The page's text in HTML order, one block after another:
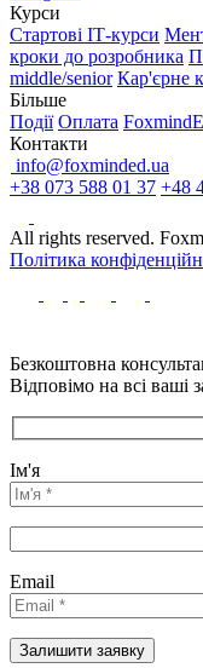
Курси
Стартові IТ-курси
кроки до розробника
middle/senior Кар'єрне
Більше
Події Оплата
Контакти
info@foxminded.ua
+38 073 588 01 37 +48
All rights reserved.
Політика
Безкоштовна
Відповімо на всі ваші
Ім'я
Email